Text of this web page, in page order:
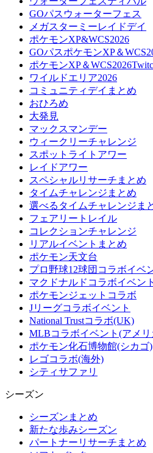
GOパスウォーターフェス
メガスターミーレイドデイ
ポケモンXP&WCS2026
GOパスポケモンXP＆
ポケモンXP＆
ワイルドエリア2026
コミュニティデイまとめ
おひろめ
大発見
マックスマンデー
ウィークリーチャレンジ
スポットライトアワー
レイドアワー
スペシャルリサーチまとめ
タイムチャレンジまとめ
選べるタイムチャレンジま
フェアリートレイル
コレクションチャレンジ
リアルイベントまとめ
ポケモン天文台
プロ野球12球団コラボイベ
マクドナルドコラボイベント
ポケモンジェットコラボ
Jリーグコラボイベント
National Trustコラボ(UK)
MLBコラボイベント(アメリ
ポケモン化石博物館(シカゴ)
レゴコラボ(海外)
シティサファリ
シーズン
シーズンまとめ
新たな歩みシーズン
パートナーリサーチまとめ